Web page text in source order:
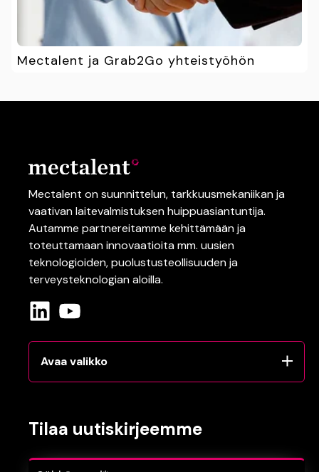
Mectalent ja Grab2Go yhteistyöhön
Mectalent on suunnittelun, tarkkuusmekaniikanja
vaativanlaitevalmistuksenhuippuasiantuntija.
Autamme partnereitamme kehittämään ja
toteuttamaan innovaatioita mm. uusien
teknologioiden, puolustusteollisuudenja
terveysteknologianaloilla.
Avaa valikko
Tilaa uutiskirjeemme